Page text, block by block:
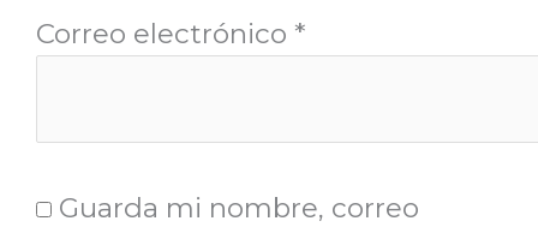
Correo electrónico *
Guarda mi nombre, correo